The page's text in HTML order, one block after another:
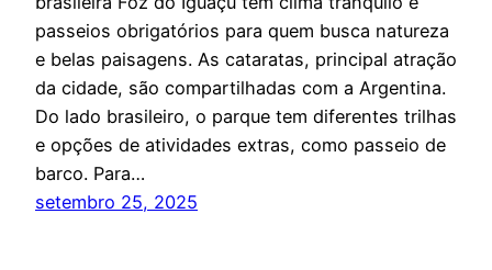
passeios obrigatórios para quem busca natureza
e belas paisagens. As cataratas, principal atração
da cidade, são compartilhadas com a Argentina.
Do lado brasileiro, o parque tem diferentes trilhas
e opções de atividades extras, como passeio de
barco. Para…
setembro 25, 2025